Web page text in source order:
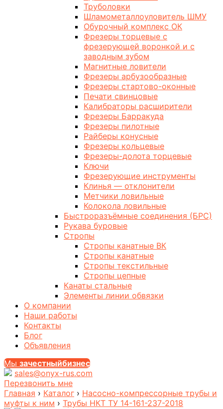
Труболовки
Шламометаллоуловитель ШМУ
Обурочный комплекс ОК
Фрезеры торцевые с
фрезерующей воронкой и с
заводным зубом
Магнитные ловители
Фрезеры арбузообразные
Фрезеры стартово-оконные
Печати свинцовые
Калибраторы расширители
Фрезеры Барракуда
Фрезеры пилотные
Райберы конусные
Фрезеры кольцевые
Фрезеры-долота торцевые
Ключи
Фрезерующие инструменты
Клинья — отклонители
Метчики ловильные
Колокола ловильные
Быстроразъёмные соединения (БРС)
Рукава буровые
Стропы
Стропы канатные ВК
Стропы канатные
Стропы текстильные
Стропы цепные
Канаты стальные
Элементы линии обвязки
О компании
Наши работы
Контакты
Блог
Объявления
Мы зачестныйбизнес
sales@onyx-rus.com
Перезвонить мне
Главная › Каталог › Насосно-компрессорные трубы и
муфты к ним › Трубы НКТ ТУ 14-161-237-2018